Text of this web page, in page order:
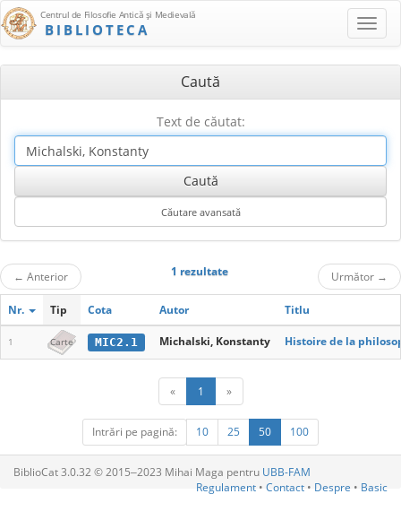
Centrul de Filosofie Antică şi Medievală
BIBLIOTECA
Caută
Text de căutat:
← Anterior 1 rezultate Următor →
Nr. Tip Cota Autor Titlu
1 Carte MIC2.1 Michalski, Konstanty Histoire de la
« 1 »
Intrări pe pagină: 10 25 50 100
BiblioCat 3.0.32 © 2015‒2023 Mihai Maga pentru UBB-FAM
Regulament • Contact • Despre • Basic